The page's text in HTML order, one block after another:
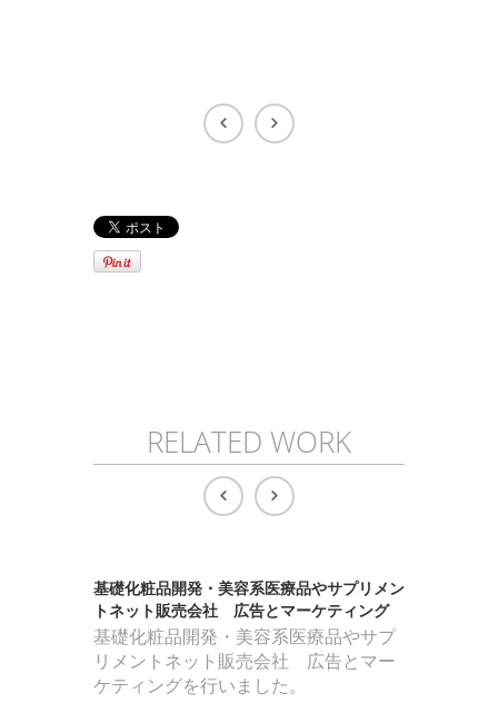
RELATED WORK
基礎化粧品開発・美容系医療品やサプリメン
トネット販売会社 広告とマーケティング
基礎化粧品開発・美容系医療品やサプ
リメントネット販売会社 広告とマー
ケティングを行いました。